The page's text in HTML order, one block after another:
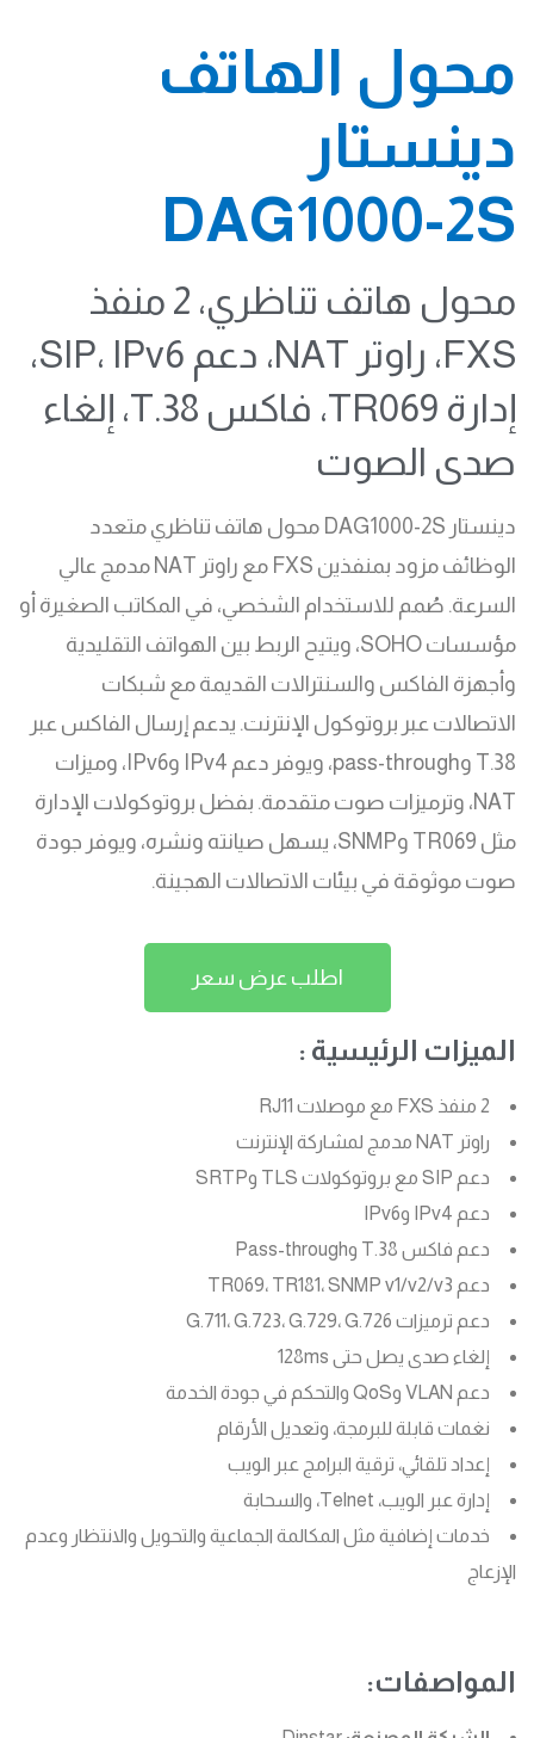
محول الهاتف
دينستار
DAG1000-2S
محول هاتف تناظري، 2 منفذ
FXS، راوتر NAT، دعم SIP، IPv6،
إدارة TR069، فاكس T.38، إلغاء
صدى الصوت
دينستار DAG1000-2S محول هاتف تناظري متعدد
الوظائف مزود بمنفذين FXS مع راوتر NAT مدمج عالي
السرعة. صُمم للاستخدام الشخصي، في المكاتب الصغيرة أو
مؤسسات SOHO، ويتيح الربط بين الهواتف التقليدية
وأجهزة الفاكس والسنترالات القديمة مع شبكات
الاتصالات عبر بروتوكول الإنترنت. يدعم إرسال الفاكس عبر
T.38 وpass-through، ويوفر دعم IPv4 وIPv6، وميزات
NAT، وترميزات صوت متقدمة. بفضل بروتوكولات الإدارة
مثل TR069 وSNMP، يسهل صيانته ونشره، ويوفر جودة
صوت موثوقة في بيئات الاتصالات الهجينة.
اطلب عرض سعر
الميزات الرئيسية :
2 منفذ FXS مع موصلات RJ11
راوتر NAT مدمج لمشاركة الإنترنت
دعم SIP مع بروتوكولات TLS وSRTP
دعم IPv4 وIPv6
دعم فاكس T.38 وPass-through
دعم TR069، TR181، SNMP v1/v2/v3
دعم ترميزات G.711، G.723، G.729، G.726
إلغاء صدى يصل حتى 128ms
دعم VLAN وQoS والتحكم في جودة الخدمة
نغمات قابلة للبرمجة، وتعديل الأرقام
إعداد تلقائي، ترقية البرامج عبر الويب
إدارة عبر الويب، Telnet، والسحابة
خدمات إضافية مثل المكالمة الجماعية والتحويل والانتظار وعدم
الإزعاج
المواصفات: